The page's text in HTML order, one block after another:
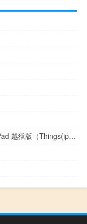
Things(ipad日程管理软件) V2.2.3 for iPad 越狱版（Things(ipad日程管理软件) V2.2.3 for iPad 越狱版功能简介）